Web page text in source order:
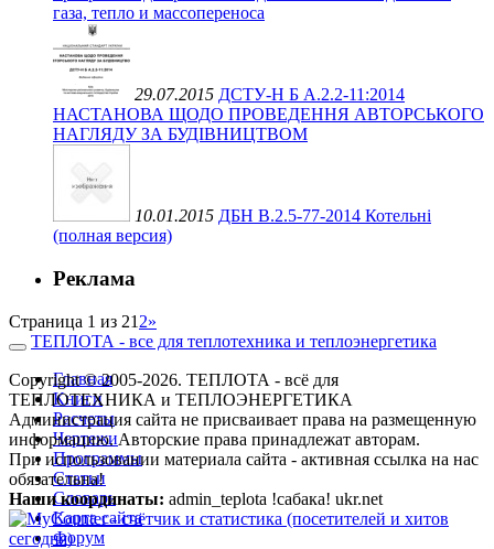
газа, тепло и массопереноса
29.07.2015 ДСТУ-Н Б А.2.2-11:2014
НАСТАНОВА ЩОДО ПРОВЕДЕННЯ АВТОРСЬКОГО
НАГЛЯДУ ЗА БУДІВНИЦТВОМ
10.01.2015 ДБН В.2.5-77-2014 Котельні
(полная версия)
Реклама
Страница 1 из 21 2»
ТЕПЛОТА - все для теплотехника и теплоэнергетика
Главная
Книги
Расчеты
Чертежи
Программы
Статьи
Словарь
Карта сайта
Форум
Copyright © 2005-2026. ТЕПЛОТА - всё для
ТЕПЛОТЕХНИКА и ТЕПЛОЭНЕРГЕТИКА
Администрация сайта не присваивает права на размещенную
информацию. Авторские права принадлежат авторам.
При использовании материала сайта - активная ссылка на нас
обязательна!
Наши координаты: admin_teplota !сабака! ukr.net